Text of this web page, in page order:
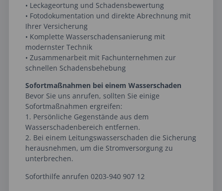
• Leckageortung und Schadensbewertung
• Fotodokumentation und direkte Abrechnung mit
Ihrer Versicherung
• Komplette Wasserschadensanierung mit
modernster Technik
• Zusammenarbeit mit Fachunternehmen zur
schnellen Schadensbehebung
Sofortmaßnahmen bei einem Wasserschaden
Bevor Sie uns anrufen, sollten Sie einige
Sofortmaßnahmen ergreifen:
1. Persönliche Gegenstände aus dem
Wasserschadenbereich entfernen.
2. Bei einem Leitungswasserschaden die Sicherung
herausnehmen, um die Stromversorgung zu
unterbrechen.
Soforthilfe anrufen 0203-940 907 12